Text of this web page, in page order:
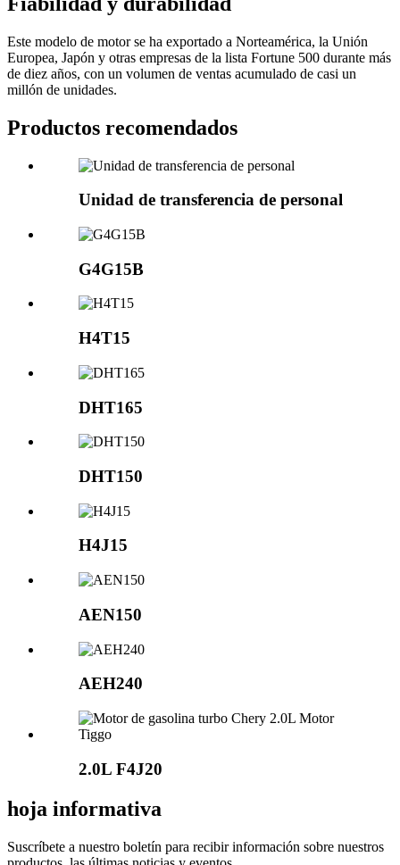
Este modelo de motor se ha exportado a Norteamérica, la Unión
Europea, Japón y otras empresas de la lista Fortune 500 durante más
de diez años, con un volumen de ventas acumulado de casi un
millón de unidades.
Productos recomendados
Unidad de transferencia de personal
G4G15B
H4T15
DHT165
DHT150
H4J15
AEN150
AEH240
2.0L F4J20
hoja informativa
Suscríbete a nuestro boletín para recibir información sobre nuestros